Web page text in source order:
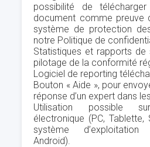
possibilité de
document comme preuve
système de protection
notre Politique de
Statistiques et rapports de
pilotage de la conformité
Logiciel de reporting
Bouton « Aide », pour
réponse d’un expert dans
Utilisation possible
électronique (PC,
système d’exploitation
Android).